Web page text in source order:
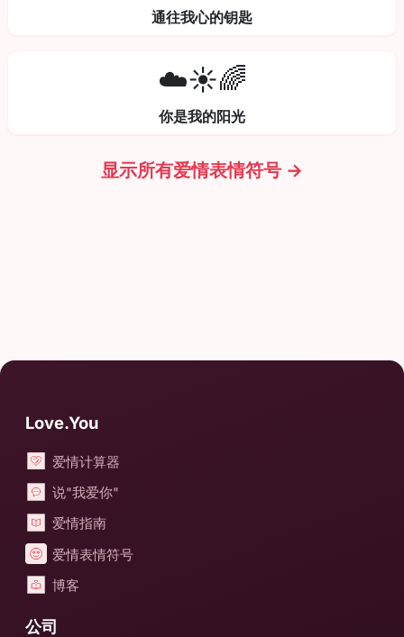
通往我心的钥匙
☁️☀️🌈
你是我的阳光
显示所有爱情表情符号 →
Love.You
爱情计算器
说"我爱你"
爱情指南
爱情表情符号
博客
公司